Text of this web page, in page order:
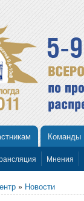
Команды
Мнения
» Новости